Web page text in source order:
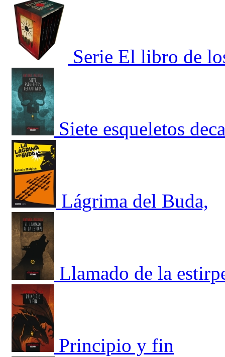
Serie El libro de
Siete esqueletos
Lágrima del Buda,
Llamado de la
Principio y fin